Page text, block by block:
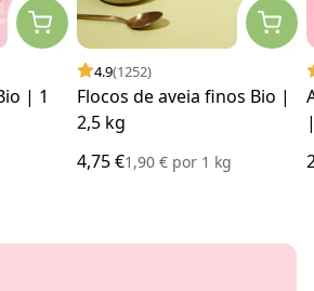
| 1
4.9(1252)
Flocos de aveia finos Bio |
2,5 kg
4,75 €1,90 € por1 kg